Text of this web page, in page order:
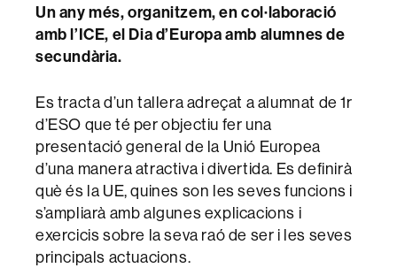
Un any més, organitzem, en col·laboració
amb l’ICE, el Dia d’Europa amb alumnes de
secundària.
Es tracta d’un tallera adreçat a alumnat de 1r
d’ESO que té per objectiu fer una
presentació general de la Unió Europea
d’una manera atractiva i divertida. Es definirà
què és la UE, quines son les seves funcions i
s’ampliarà amb algunes explicacions i
exercicis sobre la seva raó de ser i les seves
principals actuacions.